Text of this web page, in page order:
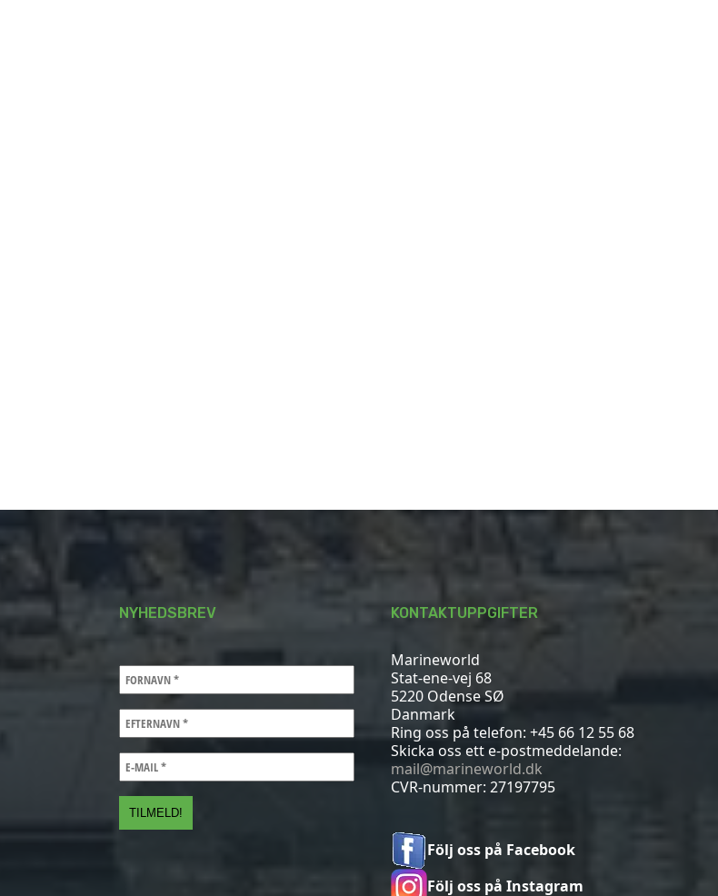
NYHEDSBREV KONTAKTUPPGIFTER
Marineworld
Stat-ene-vej 68
5220 Odense SØ
Danmark
Ring oss på telefon: +45 66 12 55 68
Skicka oss ett e-postmeddelande:
mail@marineworld.dk
CVR-nummer: 27197795
Följ oss på Facebook
Följ oss på Instagram